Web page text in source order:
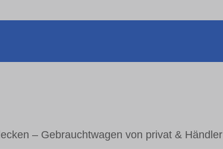
– Gebrauchtwagen von privat & Händler